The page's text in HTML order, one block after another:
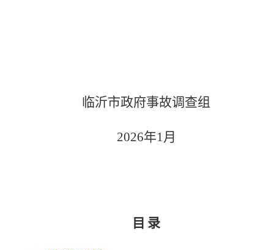
临沂市政府事故调查组
2026年1月
目 录